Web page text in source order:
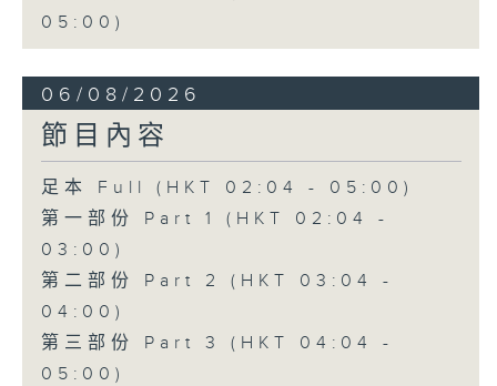
05:00)
06/08/2026
節目內容
足本 Full (HKT 02:04 - 05:00)
第一部份 Part 1 (HKT 02:04 -
03:00)
第二部份 Part 2 (HKT 03:04 -
04:00)
第三部份 Part 3 (HKT 04:04 -
05:00)